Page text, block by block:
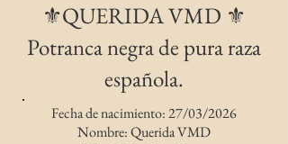
⚜️QUERIDA VMD ⚜️
Potranca negra de pura raza
española.
Fecha de nacimiento: 27/03/2026
Nombre: Querida VMD